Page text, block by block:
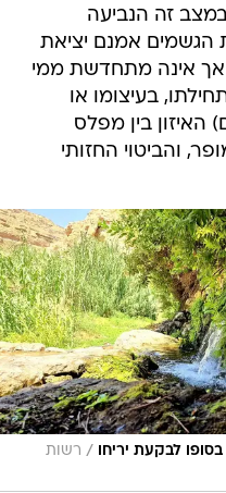
זה הנביעה
אמנם יציאת
אך אינה מתחדשת ממי
בעיצומו או
האיזון בין מפלס
והביטוי החזותי
לבקעת יריחו / רשות